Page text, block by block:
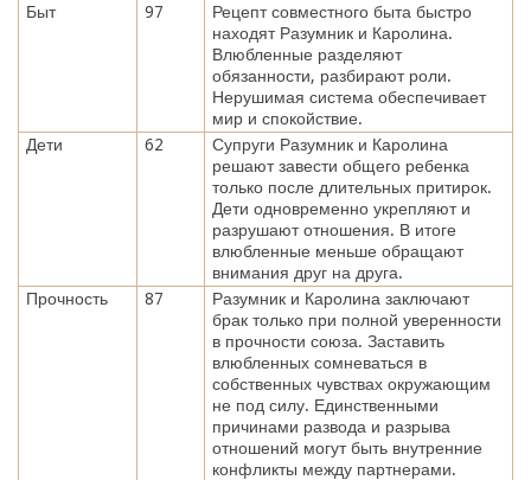
Быт
97
Рецепт совместного быта быстро
находят Разумник и Каролина.
Влюбленные разделяют
обязанности, разбирают роли.
Нерушимая система обеспечивает
мир и спокойствие.
Дети
62
Супруги Разумник и Каролина
решают завести общего ребенка
только после длительных притирок.
Дети одновременно укрепляют и
разрушают отношения. В итоге
влюбленные меньше обращают
внимания друг на друга.
Прочность
87
Разумник и Каролина заключают
брак только при полной уверенности
в прочности союза. Заставить
влюбленных сомневаться в
собственных чувствах окружающим
не под силу. Единственными
причинами развода и разрыва
отношений могут быть внутренние
конфликты между партнерами.